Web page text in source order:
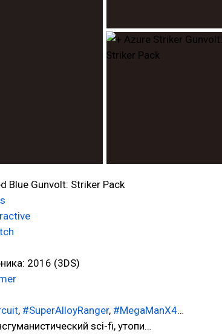
Blue Gunvolt: Striker Pack
2016 (3DS)
, #SuperAlloyRanger, #MegaManX4…
sci-fi, утопи…